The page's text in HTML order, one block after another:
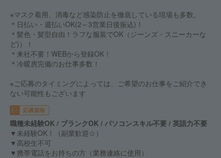
※マスク着用、消毒など感染防止を徹底している現場も多数。
＊日払い・週払いOK(2～3営業日後振込)！
＊髪色・髪型自由！ラフな服装でOK（ジーンズ・スニーカーな
ど)）！
＊来社不要！WEBから登録OK！
＊冷暖房完備のお仕事多数！
※ご応募のタイミングによっては、ご希望のお仕事をご紹介でき
ない可能性もございます
応募資格
職種未経験OK / ブランクOK / パソコンスキル不要 / 英語力不要
▼未経験OK！（副業歓迎☆）
▼高校生不可
▼携帯電話をお持ちの方（業務連絡に使用）